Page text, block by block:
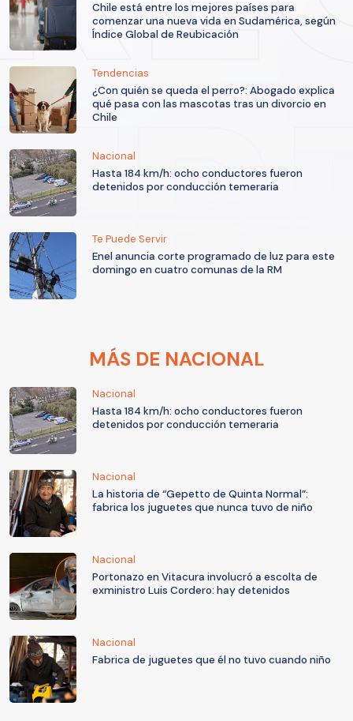
Chile está entre los mejores países para
comenzar una nueva vida en Sudamérica, según
Índice Global de Reubicación
Tendencias
¿Con quién se queda el perro?: Abogado explica
qué pasa con las mascotas tras un divorcio en
Chile
Nacional
Hasta 184 km/h: ocho conductores fueron
detenidos por conducción temeraria
Te Puede Servir
Enel anuncia corte programado de luz para este
domingo en cuatro comunas de la RM
MÁS DE NACIONAL
Nacional
Hasta 184 km/h: ocho conductores fueron
detenidos por conducción temeraria
Nacional
La historia de “Gepetto de Quinta Normal”:
fabrica los juguetes que nunca tuvo de niño
Nacional
Portonazo en Vitacura involucró a escolta de
exministro Luis Cordero: hay detenidos
Nacional
Fabrica de juguetes que él no tuvo cuando niño